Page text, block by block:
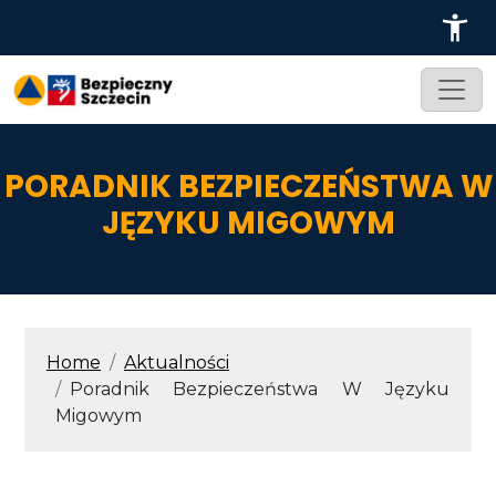
PORADNIK BEZPIECZEŃSTWA W
JĘZYKU MIGOWYM
ŚCIEŻKA NAWIGACYJNA
Home
Aktualności
Poradnik Bezpieczeństwa W Języku
Migowym